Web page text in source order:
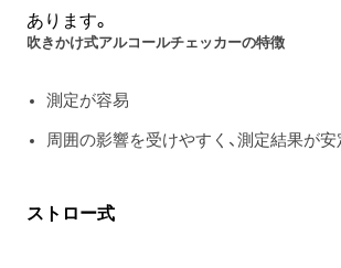
あります。
吹きかけ式アルコールチェッカーの特徴
測定が容易
周囲の影響を受けやすく、測定結果が
ストロー式